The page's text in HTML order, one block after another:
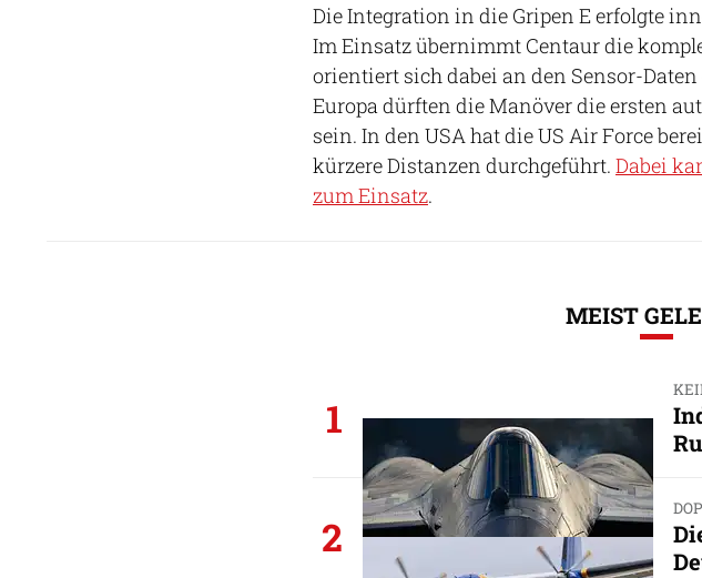
Die Integration in die Gripen E erfolgte
Im Einsatz übernimmt Centaur die
orientiert sich dabei an den Sensor-
Europa dürften die Manöver die ersten
sein. In den USA hat die US Air Force
kürzere Distanzen durchgeführt. Dabei
zum Einsatz.
MEIST
1
2